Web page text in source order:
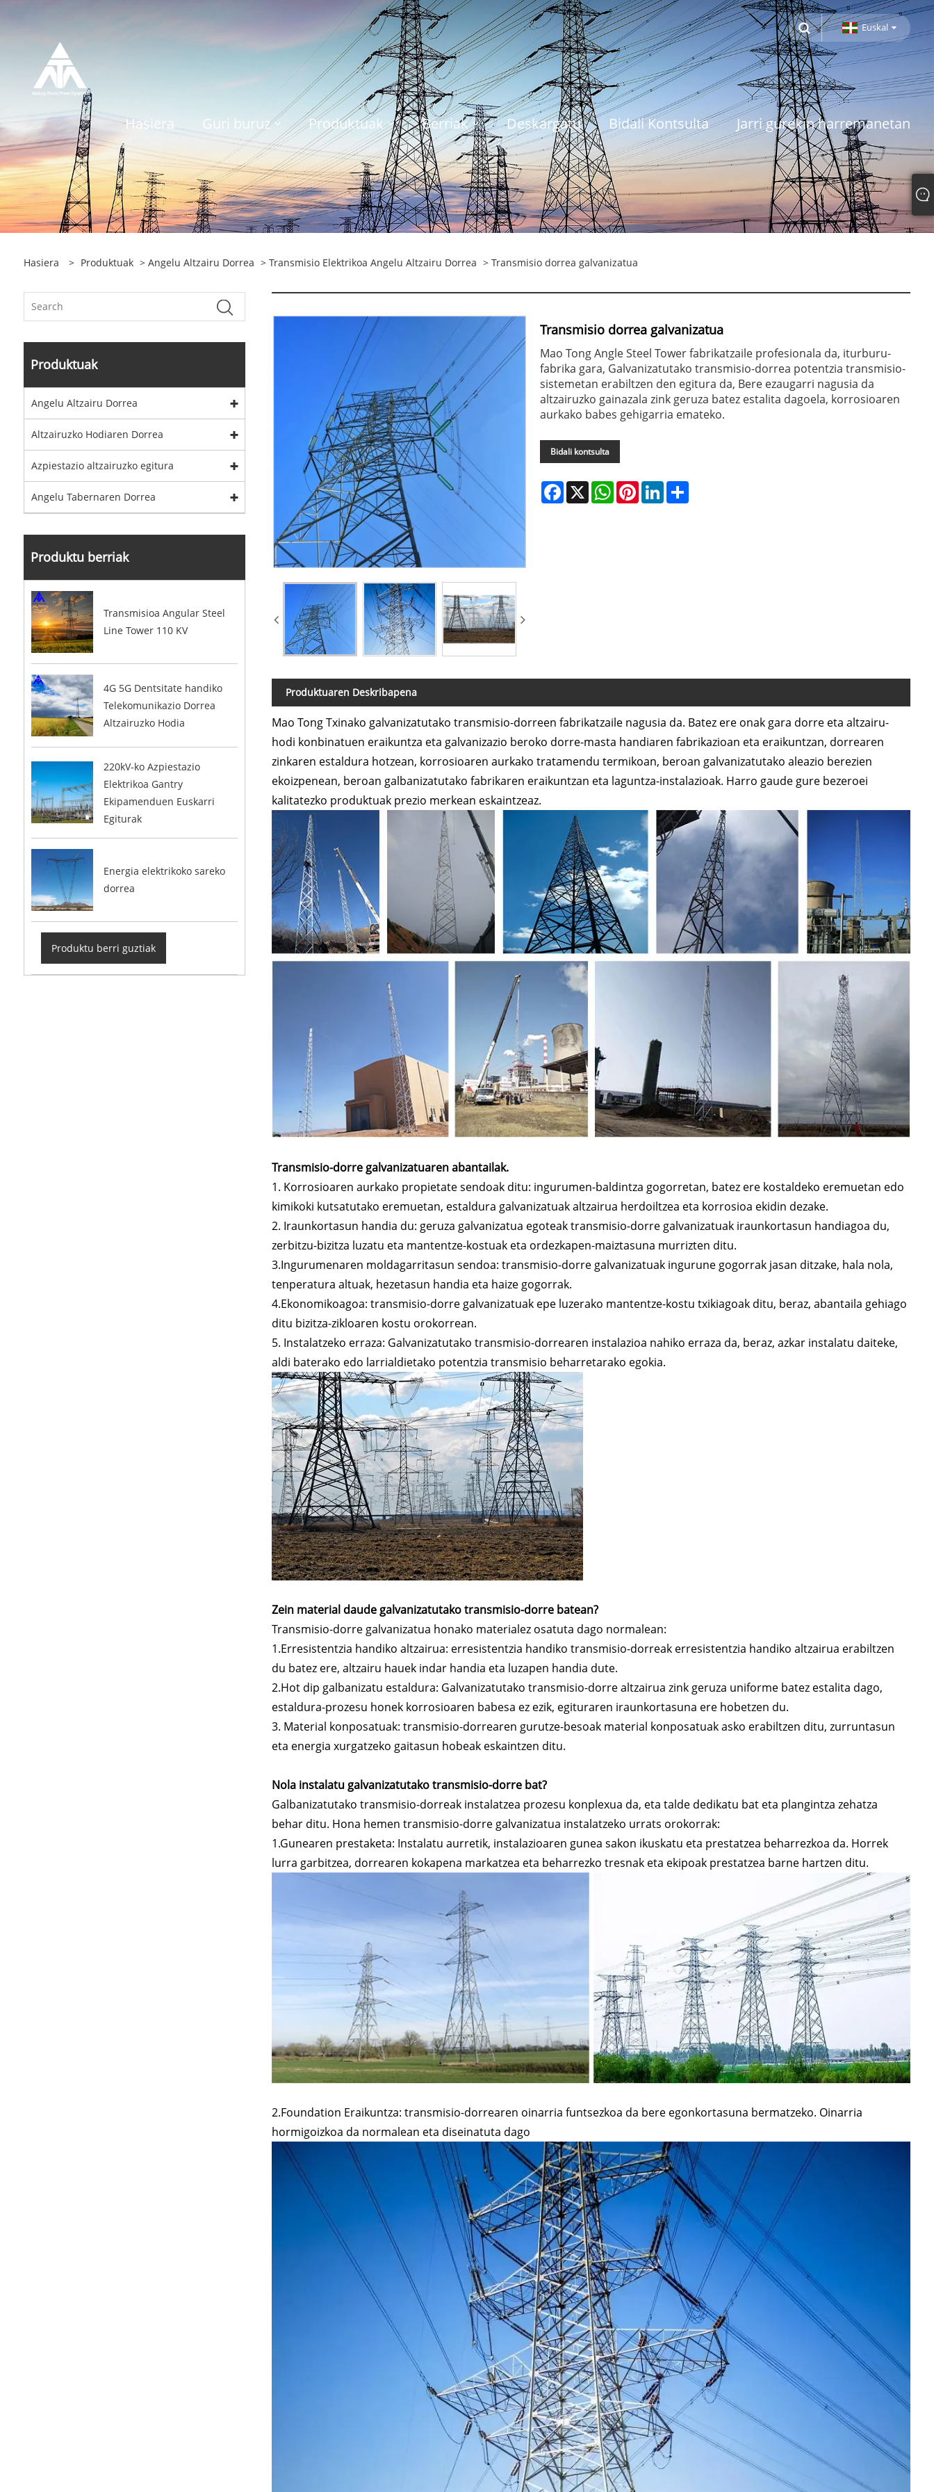
Euskal
Hasiera Guri buruz Produktuak Berriak Deskargatu Bidali Kontsulta Jarri gurekin harremanetan
Hasiera > Produktuak > Angelu Altzairu Dorrea > Transmisio Elektrikoa Angelu Altzairu Dorrea > Transmisio dorrea galvanizatua
Produktuak
Angelu Altzairu Dorrea
Altzairuzko Hodiaren Dorrea
Azpiestazio altzairuzko egitura
Angelu Tabernaren Dorrea
Produktu berriak
Transmisioa Angular Steel
Line Tower 110 KV
4G 5G Dentsitate handiko
Telekomunikazio Dorrea
Altzairuzko Hodia
220kV-ko Azpiestazio
Elektrikoa Gantry
Ekipamenduen Euskarri
Egiturak
Energia elektrikoko sareko
dorrea
Produktu berri guztiak
Transmisio dorrea galvanizatua
Mao Tong Angle Steel Tower fabrikatzaile profesionala da, iturburu-
fabrika gara, Galvanizatutako transmisio-dorrea potentzia transmisio-
sistemetan erabiltzen den egitura da, Bere ezaugarri nagusia da
altzairuzko gainazala zink geruza batez estalita dagoela, korrosioaren
aurkako babes gehigarria emateko.
Bidali kontsulta
Facebook
X WhatsApp
PinterestLinkedIn
Produktuaren Deskribapena
Mao Tong Txinako galvanizatutako transmisio-dorreen fabrikatzaile nagusia da. Batez ere onak gara dorre eta altzairu-
hodi konbinatuen eraikuntza eta galvanizazio beroko dorre-masta handiaren fabrikazioan eta eraikuntzan, dorrearen
zinkaren estaldura hotzean, korrosioaren aurkako tratamendu termikoan, beroan galvanizatutako aleazio berezien
ekoizpenean, beroan galbanizatutako fabrikaren eraikuntzan eta laguntza-instalazioak. Harro gaude gure bezeroei
kalitatezko produktuak prezio merkean eskaintzeaz.
Transmisio-dorre galvanizatuaren abantailak.
1. Korrosioaren aurkako propietate sendoak ditu: ingurumen-baldintza gogorretan, batez ere kostaldeko eremuetan edo
kimikoki kutsatutako eremuetan, estaldura galvanizatuak altzairua herdoiltzea eta korrosioa ekidin dezake.
2. Iraunkortasun handia du: geruza galvanizatua egoteak transmisio-dorre galvanizatuak iraunkortasun handiagoa du,
zerbitzu-bizitza luzatu eta mantentze-kostuak eta ordezkapen-maiztasuna murrizten ditu.
3.Ingurumenaren moldagarritasun sendoa: transmisio-dorre galvanizatuak ingurune gogorrak jasan ditzake, hala nola,
tenperatura altuak, hezetasun handia eta haize gogorrak.
4.Ekonomikoagoa: transmisio-dorre galvanizatuak epe luzerako mantentze-kostu txikiagoak ditu, beraz, abantaila gehiago
ditu bizitza-zikloaren kostu orokorrean.
5. Instalatzeko erraza: Galvanizatutako transmisio-dorrearen instalazioa nahiko erraza da, beraz, azkar instalatu daiteke,
aldi baterako edo larrialdietako potentzia transmisio beharretarako egokia.
Zein material daude galvanizatutako transmisio-dorre batean?
Transmisio-dorre galvanizatua honako materialez osatuta dago normalean:
1.Erresistentzia handiko altzairua: erresistentzia handiko transmisio-dorreak erresistentzia handiko altzairua erabiltzen
du batez ere, altzairu hauek indar handia eta luzapen handia dute.
2.Hot dip galbanizatu estaldura: Galvanizatutako transmisio-dorre altzairua zink geruza uniforme batez estalita dago,
estaldura-prozesu honek korrosioaren babesa ez ezik, egituraren iraunkortasuna ere hobetzen du.
3. Material konposatuak: transmisio-dorrearen gurutze-besoak material konposatuak asko erabiltzen ditu, zurruntasun
eta energia xurgatzeko gaitasun hobeak eskaintzen ditu.
Nola instalatu galvanizatutako transmisio-dorre bat?
Galbanizatutako transmisio-dorreak instalatzea prozesu konplexua da, eta talde dedikatu bat eta plangintza zehatza
behar ditu. Hona hemen transmisio-dorre galvanizatua instalatzeko urrats orokorrak:
1.Gunearen prestaketa: Instalatu aurretik, instalazioaren gunea sakon ikuskatu eta prestatzea beharrezkoa da. Horrek
lurra garbitzea, dorrearen kokapena markatzea eta beharrezko tresnak eta ekipoak prestatzea barne hartzen ditu.
2.Foundation Eraikuntza: transmisio-dorrearen oinarria funtsezkoa da bere egonkortasuna bermatzeko. Oinarria
hormigoizkoa da normalean eta diseinatuta dago